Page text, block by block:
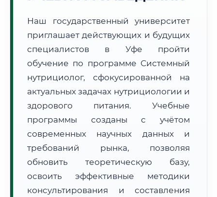
Почтовые индексы:
450000–450999
Часовой пояс:
МСК+2 (UTC+5)
Формат учебы:
Дистанционно
🗺️ Зона обслуживания: г. Уфа
• Маршрут транзита:
~1 714 км
• Экспресс-доставка СДЭК / Почтой:2–3 рабочих дня
Наш государственный университет
приглашает действующих и будущих
специалистов в Уфе пройти
обучение по программе Системный
нутрициолог, сфокусированной на
актуальных задачах нутрициологии и
здорового питания. Учебные
программы созданы с учётом
современных научных данных и
требований рынка, позволяя
обновить теоретическую базу,
освоить эффективные методики
консультирования и составления